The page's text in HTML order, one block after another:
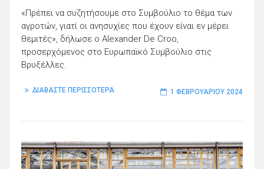
«Πρέπει να συζητήσουμε στο Συμβούλιο το θέμα των
αγροτών, γιατί οι ανησυχίες που έχουν είναι εν μέρει
θεμιτές», δήλωσε ο Alexander De Croo,
προσερχόμενος στο Ευρωπαϊκό Συμβούλιο στις
Βρυξέλλες.
ΔΙΑΒΑΣΤΕ ΠΕΡΙΣΣΟΤΕΡΑ 1 ΦΕΒΡΟΥΑΡΊΟΥ 2024